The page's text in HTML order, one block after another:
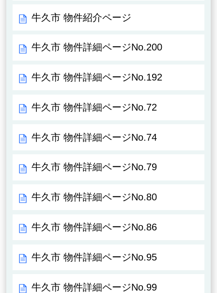
牛久市 物件紹介ページ
牛久市 物件詳細ページNo.200
牛久市 物件詳細ページNo.192
牛久市 物件詳細ページNo.72
牛久市 物件詳細ページNo.74
牛久市 物件詳細ページNo.79
牛久市 物件詳細ページNo.80
牛久市 物件詳細ページNo.86
牛久市 物件詳細ページNo.95
牛久市 物件詳細ページNo.99